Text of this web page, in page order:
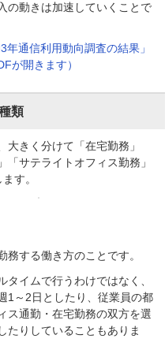
の動きは加速していくことで
年通信利用動向調査の結果」
が開きます）
類
大きく分けて「在宅勤務」
「サテライトオフィス勤務」
す。
務する働き方のことです。
タイムで行うわけではなく、
1～2日としたり、従業員の都
ス通勤・在宅勤務の双方を選
たりしていることもありま